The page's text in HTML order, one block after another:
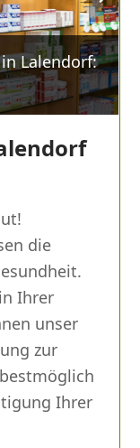
Lalendorf:
slide
die
Ihrer
unser
zur
Ihrer